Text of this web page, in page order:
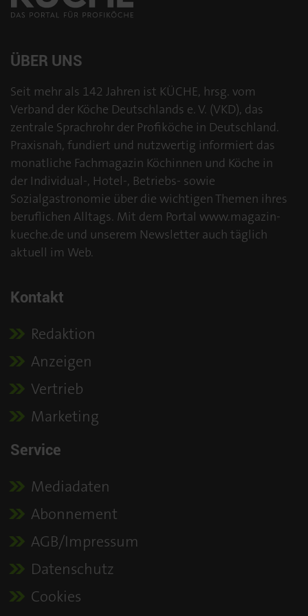
ÜBER UNS
Seit mehr als 142 Jahren ist KÜCHE, hrsg. vom
Verband der Köche Deutschlands e. V. (VKD), das
zentrale Sprachrohr der Profiköche in Deutschland.
Praxisnah, fundiert und nutzwertig informiert das
monatliche Fachmagazin Köchinnen und Köche in
der Individual-, Hotel-, Betriebs- sowie
Sozialgastronomie über die wichtigen Themen ihres
beruflichen Alltags. Mit dem Portal www.magazin-
kueche.de und unserem Newsletter auch täglich
aktuell im Web.
Kontakt
Redaktion
Anzeigen
Vertrieb
Marketing
Service
Mediadaten
Abonnement
AGB/Impressum
Datenschutz
Cookies